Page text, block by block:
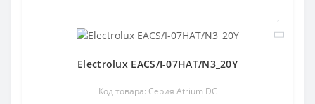
Electrolux EACS/I-07HAT/N3_20Y
Код товара: Серия Atrium DC